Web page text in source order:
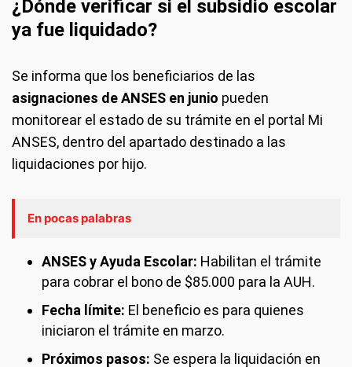
¿Dónde verificar si el subsidio escolar
ya fue liquidado?
Se informa que los beneficiarios de las
asignaciones de ANSES en junio pueden
monitorear el estado de su trámite en el portal Mi
ANSES, dentro del apartado destinado a las
liquidaciones por hijo.
En pocas palabras
ANSES y Ayuda Escolar: Habilitan el trámite
para cobrar el bono de $85.000 para la AUH.
Fecha límite: El beneficio es para quienes
iniciaron el trámite en marzo.
Próximos pasos: Se espera la liquidación en